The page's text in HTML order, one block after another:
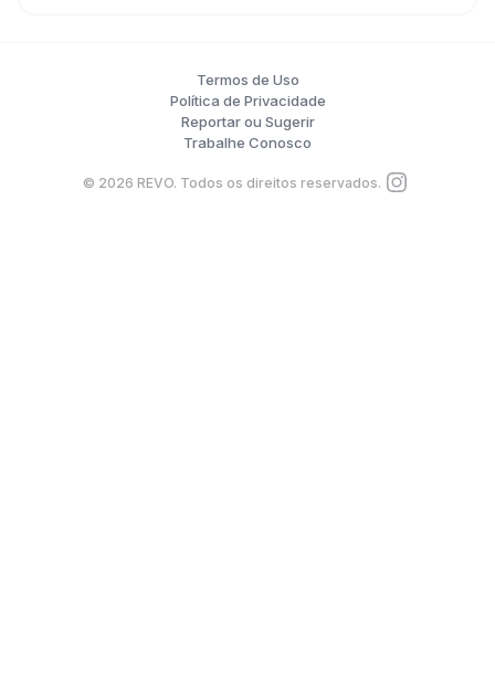
Termos de Uso
Política de Privacidade
Reportar ou Sugerir
Trabalhe Conosco
© 2026 REVO. Todos os direitos reservados.